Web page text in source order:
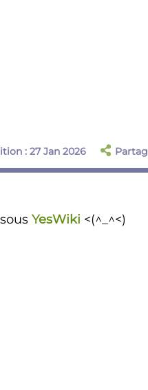
: 27 Jan 2026
YesWiki <(^_^<)